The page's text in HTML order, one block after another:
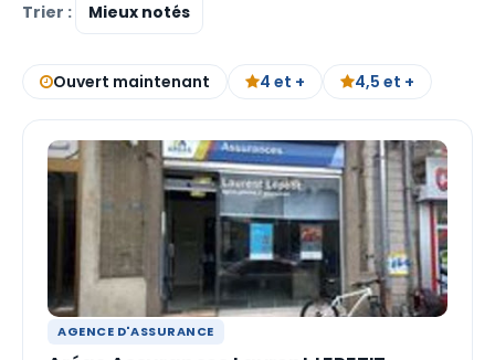
Trier :
Ouvert maintenant 4 et + 4,5 et +
AGENCE D'ASSURANCE